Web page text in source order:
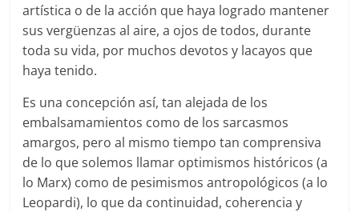
artística o de la acción que haya logrado mantener
sus vergüenzas al aire, a ojos de todos, durante
toda su vida, por muchos devotos y lacayos que
haya tenido.
Es una concepción así, tan alejada de los
embalsamamientos como de los sarcasmos
amargos, pero al mismo tiempo tan comprensiva
de lo que solemos llamar optimismos históricos (a
lo Marx) como de pesimismos antropológicos (a lo
Leopardi), lo que da continuidad, coherencia y